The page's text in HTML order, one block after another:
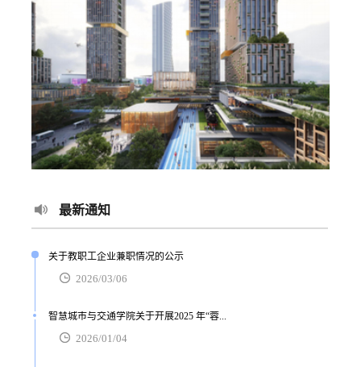
最新通知
关于教职工企业兼职情况的公示
2026/03/06
智慧城市与交通学院关于开展2025 年“蓉...
2026/01/04